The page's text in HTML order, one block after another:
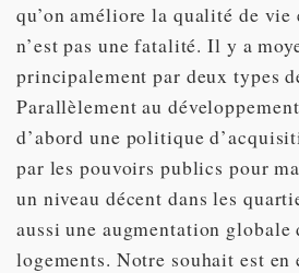
qu’on améliore la qualité de
n’est pas une fatalité. Il y a
principalement par deux types
Parallèlement au
d’abord une politique
par les pouvoirs publics pour
un niveau décent dans les
aussi une augmentation globale
logements. Notre souhait est